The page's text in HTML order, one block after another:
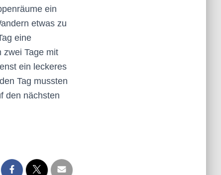
ein
etwas zu
eine
zwei Tage mit
ein leckeres
Tag mussten
den nächsten